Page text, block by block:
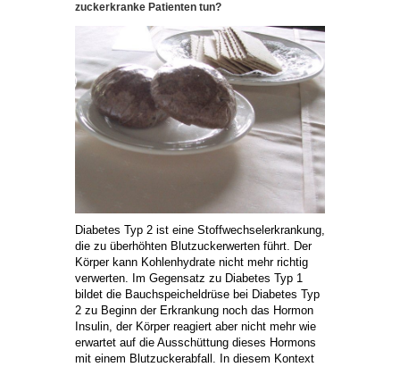
zuckerkranke Patienten tun?
Diabetes Typ 2 ist eine Stoffwechselerkrankung,
die zu überhöhten Blutzuckerwerten führt. Der
Körper kann Kohlenhydrate nicht mehr richtig
verwerten. Im Gegensatz zu Diabetes Typ 1
bildet die Bauchspeicheldrüse bei Diabetes Typ
2 zu Beginn der Erkrankung noch das Hormon
Insulin, der Körper reagiert aber nicht mehr wie
erwartet auf die Ausschüttung dieses Hormons
mit einem Blutzuckerabfall. In diesem Kontext